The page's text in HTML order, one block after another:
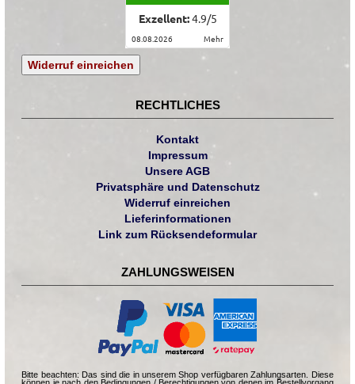
Exzellent:4.9/5
08.08.2026 mehr
Widerruf einreichen
RECHTLICHES
Kontakt
Impressum
Unsere AGB
Privatsphäre und Datenschutz
Widerruf einreichen
Lieferinformationen
Link zum Rücksendeformular
ZAHLUNGSWEISEN
Bitte beachten: Das sind die in unserem Shop verfügbaren Zahlungsarten. Diese
können je nach den Bedingungen / Berechtigungen von denen im Bestellvorgang